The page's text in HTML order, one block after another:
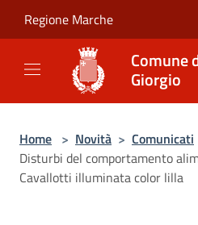
Regione Marche
Comune
Giorgio
Home > Novità > Comunicati
Disturbi del comportamento
Cavallotti illuminata color lilla